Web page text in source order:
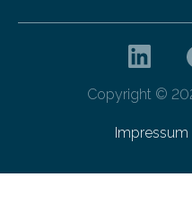
Copyright ©
Impressum